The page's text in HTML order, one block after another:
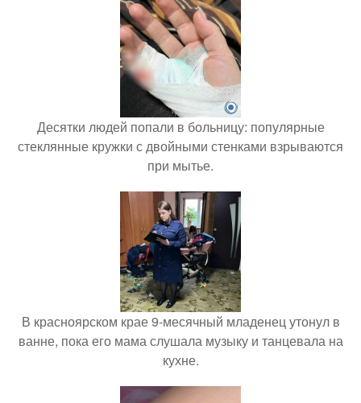
Десятки людей попали в больницу: популярные
стеклянные кружки с двойными стенками взрываются
при мытье.
В красноярском крае 9-месячный младенец утонул в
ванне, пока его мама слушала музыку и танцевала на
кухне.